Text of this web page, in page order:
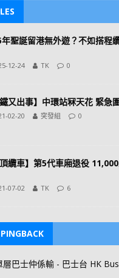
聖誕留港無外遊？不如搭程
12-24 TK 0
鐵又出事】中環站冧天花 緊急
02-20 突發組 0
頂纜車】第5代車廂退役
07-02 TK 6
巴士仲係輸 - 巴士台 HK